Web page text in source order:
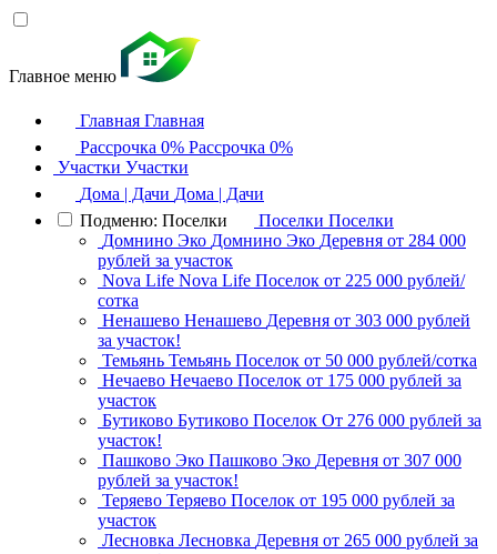
Главное меню
Главная Главная
Рассрочка 0% Рассрочка 0%
Участки Участки
Дома | Дачи Дома | Дачи
Подменю: Поселки
Поселки Поселки
Домнино Эко Домнино Эко Деревня от 284 000
рублей за участок
Nova Life Nova Life Поселок от 225 000 рублей/
сотка
Ненашево Ненашево Деревня от 303 000 рублей
за участок!
Темьянь Темьянь Поселок от 50 000 рублей/сотка
Нечаево Нечаево Поселок от 175 000 рублей за
участок
Бутиково Бутиково Поселок От 276 000 рублей за
участок!
Пашково Эко Пашково Эко Деревня от 307 000
рублей за участок!
Теряево Теряево Поселок от 195 000 рублей за
участок
Лесновка Лесновка Деревня от 265 000 рублей за